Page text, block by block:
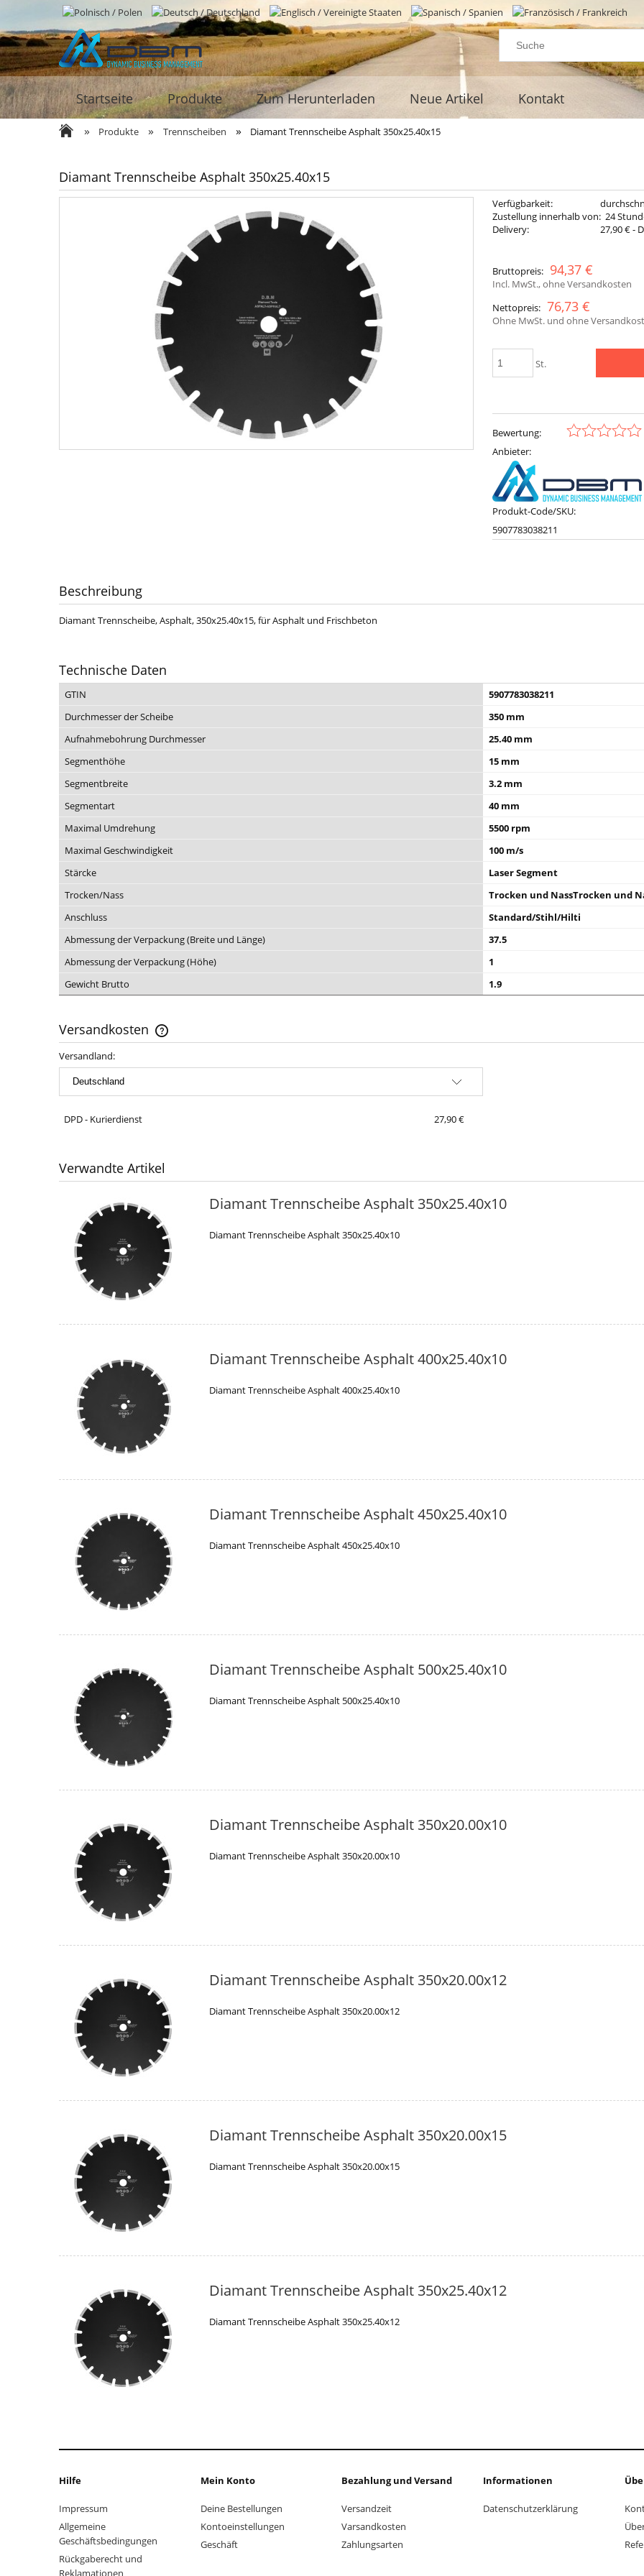
Startseite Produkte Zum Herunterladen Neue Artikel Kontakt
» Produkte » Trennscheiben » Diamant Trennscheibe Asphalt 350x25.40x15
Diamant Trennscheibe Asphalt 350x25.40x15
Verfügbarkeit:
Zustellung innerhalb von: 24
Delivery:
27,90 €-
Bruttopreis: 94,37 €
Incl. MwSt., ohne Versandkosten
Nettopreis: 76,73 €
Ohne MwSt. und ohne
St.
Bewertung:
Anbieter:
Produkt-Code/SKU:
5907783038211
Beschreibung
Diamant Trennscheibe, Asphalt, 350x25.40x15, für Asphalt und Frischbeton
Technische Daten
GTIN
5907783038211
Durchmesser der Scheibe
350 mm
Aufnahmebohrung Durchmesser
25.40 mm
Segmenthöhe
15 mm
Segmentbreite
3.2 mm
Segmentart
40 mm
Maximal Umdrehung
5500 rpm
Maximal Geschwindigkeit
100 m/s
Stärcke
Laser Segment
Trocken/Nass
Trocken und NassTrocken und
Anschluss
Standard/Stihl/Hilti
Abmessung der Verpackung (Breite und Länge)
37.5
Abmessung der Verpackung (Höhe)
1
Gewicht Brutto
1.9
Versandkosten
The price does not include any possible
Versandland:
DPD - Kurierdienst 27,90 €
Verwandte Artikel
Diamant Trennscheibe Asphalt 350x25.40x10
Diamant Trennscheibe Asphalt 350x25.40x10
Diamant Trennscheibe Asphalt 400x25.40x10
Diamant Trennscheibe Asphalt 400x25.40x10
Diamant Trennscheibe Asphalt 450x25.40x10
Diamant Trennscheibe Asphalt 450x25.40x10
Diamant Trennscheibe Asphalt 500x25.40x10
Diamant Trennscheibe Asphalt 500x25.40x10
Diamant Trennscheibe Asphalt 350x20.00x10
Diamant Trennscheibe Asphalt 350x20.00x10
Diamant Trennscheibe Asphalt 350x20.00x12
Diamant Trennscheibe Asphalt 350x20.00x12
Diamant Trennscheibe Asphalt 350x20.00x15
Diamant Trennscheibe Asphalt 350x20.00x15
Diamant Trennscheibe Asphalt 350x25.40x12
Diamant Trennscheibe Asphalt 350x25.40x12
Hilfe
Impressum
Allgemeine
Geschäftsbedingungen
Rückgaberecht und
Reklamationen
Mein Konto
Deine Bestellungen
Kontoeinstellungen
Geschäft
Bezahlung und Versand
Versandzeit
Varsandkosten
Zahlungsarten
Informationen
Datenschutzerklärung